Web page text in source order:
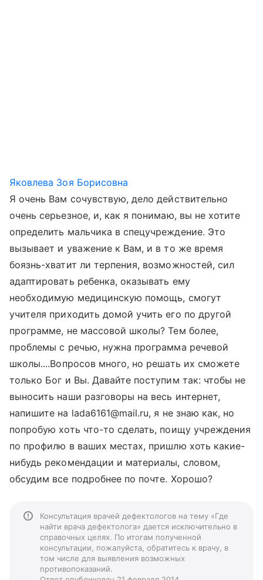
Яковлева Зоя Борисовна
Я очень Вам сочувствую, дело действительно
очень серьезное, и, как я понимаю, вы не хотите
определить мальчика в спецучреждение. Это
вызывает и уважение к Вам, и в то же время
боязнь-хватит ли терпения, возможностей, сил
адаптировать ребенка, оказывать ему
необходимую медицинскую помощь, смогут
учителя приходить домой учить его по другой
программе, не массовой школы? Тем более,
проблемы с речью, нужна программа речевой
школы....Вопросов много, но решать их сможете
только Бог и Вы. Давайте поступим так: чтобы не
выносить наши разговоры на весь интернет,
напишите на lada6161@mail.ru, я не знаю как, но
попробую хоть что-то сделать, поищу учреждения
по профилю в ваших местах, пришлю хоть какие-
нибудь рекомендации и материалы, словом,
обсудим все подробнее по почте. Хорошо?
Консультация врачей дефектологов на тему «Где
найти врача дефектолога» дается исключительно в
справочных целях. По итогам полученной
консультации, пожалуйста, обратитесь к врачу, в
том числе для выявления возможных
противопоказаний.